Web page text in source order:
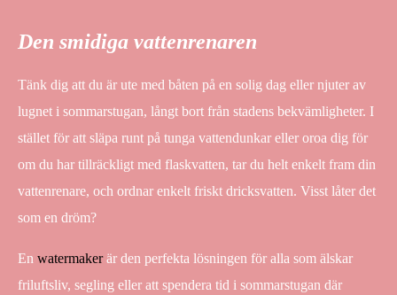
Den smidiga vattenrenaren
Tänk dig att du är ute med båten på en solig dag eller njuter av
lugnet i sommarstugan, långt bort från stadens bekvämligheter. I
stället för att släpa runt på tunga vattendunkar eller oroa dig för
om du har tillräckligt med flaskvatten, tar du helt enkelt fram din
vattenrenare, och ordnar enkelt friskt dricksvatten. Visst låter det
som en dröm?
En watermakerär den perfekta lösningen för alla som älskar
friluftsliv, segling eller att spendera tid i sommarstugan där